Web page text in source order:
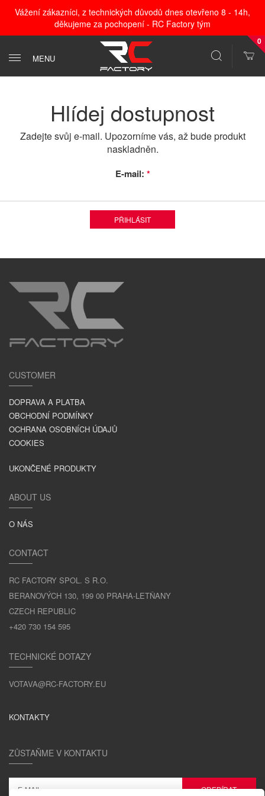
Vážení zákazníci, z technických důvodů dnes otevřeno 8 - 14h,
děkujeme za pochopení - RC Factory tým
MENU
0
Hlídej dostupnost
Zadejte svůj e-mail. Upozorníme vás, až bude produkt
naskladněn.
E-mail: *
CUSTOMER
DOPRAVA A PLATBA
OBCHODNÍ PODMÍNKY
OCHRANA OSOBNÍCH ÚDAJŮ
COOKIES
UKONČENÉ PRODUKTY
ABOUT US
O NÁS
CONTACT
RC FACTORY SPOL. S R.O.
BERANOVÝCH 130, 199 00 PRAHA-LETŇANY
CZECH REPUBLIC
+420 730 154 595
TECHNICKÉ DOTAZY
VOTAVA@RC-FACTORY.EU
KONTAKTY
ZŮSTAŇME V KONTAKTU